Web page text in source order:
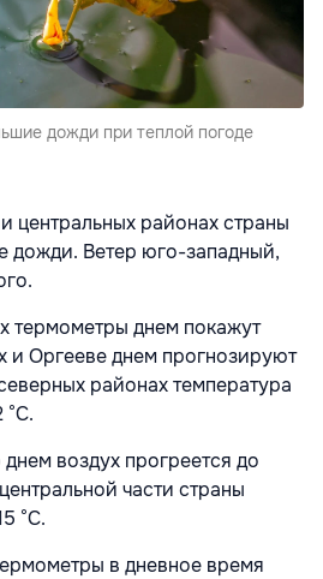
дожди при теплой погоде
центральных районах страны
дожди. Ветер юго-западный,
термометры днем покажут
и Оргееве днем прогнозируют
районах температура
°С.
воздух прогреется до
части страны
°С.
в дневное время